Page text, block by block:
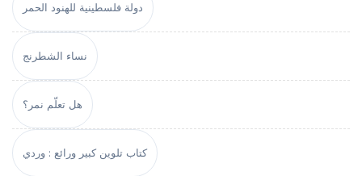
دولة فلسطينية للهنود الحمر
نساء الشطرنج
هل تعلّم نمر؟
كتاب تلوين كبير ورائع : وردي